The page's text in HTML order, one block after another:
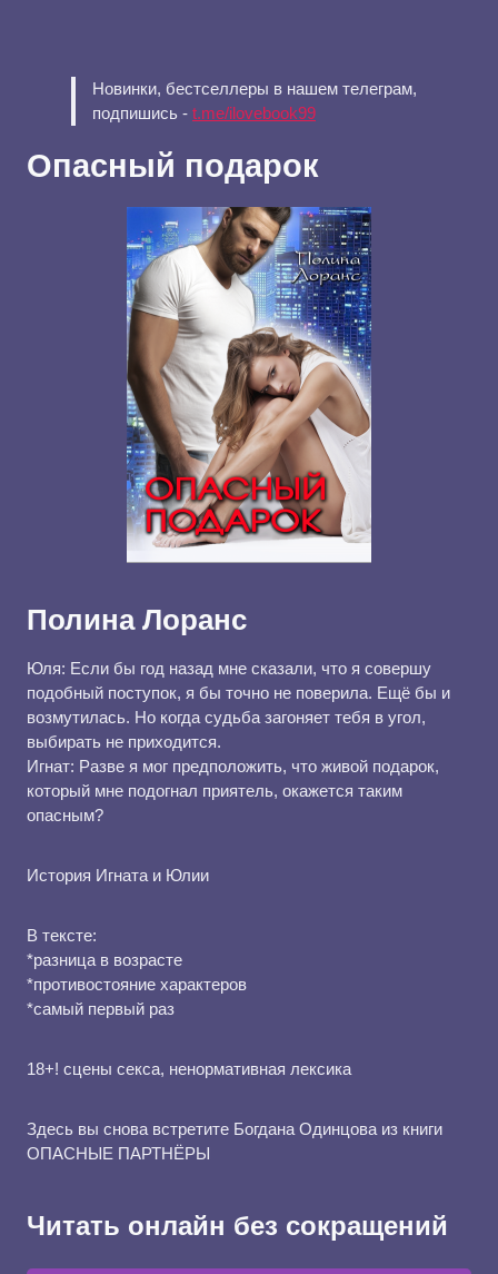
Новинки, бестселлеры в нашем телеграм,
подпишись - t.me/ilovebook99
Опасный подарок
Полина Лоранс
Юля: Если бы год назад мне сказали, что я совершу
подобный поступок, я бы точно не поверила. Ещё бы и
возмутилась. Но когда судьба загоняет тебя в угол,
выбирать не приходится.
Игнат: Разве я мог предположить, что живой подарок,
который мне подогнал приятель, окажется таким
опасным?
История Игната и Юлии
В тексте:
*разница в возрасте
*противостояние характеров
*самый первый раз
18+! сцены секса, ненормативная лексика
Здесь вы снова встретите Богдана Одинцова из книги
ОПАСНЫЕ ПАРТНЁРЫ
Читать онлайн без сокращений